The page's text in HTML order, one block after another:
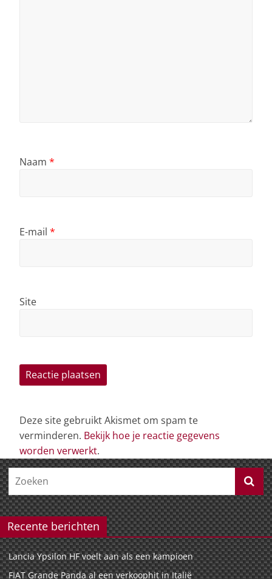
Naam *
E-mail *
Site
Deze site gebruikt Akismet om spam te
verminderen. Bekijk hoe je reactie gegevens
worden verwerkt.
Recente berichten
Lancia Ypsilon HF voelt aan als een kampioen
FIAT Grande Panda al een verkoophit in Italië